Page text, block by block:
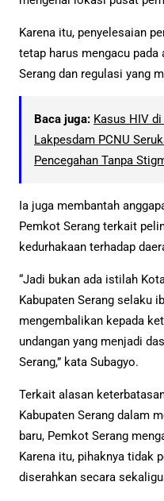
Karena itu, penyelesaian
tetap harus mengacu
Serang dan regulasi yang
Baca juga: Kasus HIV
Lakpesdam PCNU
Pencegahan Tanpa
Ia juga membantah
Pemkot Serang terkait
kedurhakaan terhadap
“Jadi bukan ada istilah
Kabupaten Serang selaku
mengembalikan kepada
undangan yang menjadi
Serang,” kata Subagyo.
Terkait alasan
Kabupaten Serang dalam
baru, Pemkot Serang
Karena itu, pihaknya tidak
diserahkan secara